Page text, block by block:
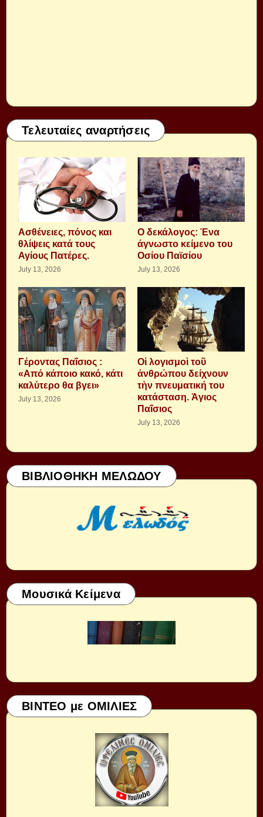
Τελευταίες αναρτήσεις
Aσθένειες, πόνος και
θλίψεις κατά τους
Αγίους Πατέρες.
July 13, 2026
Ο δεκάλογος: Ένα
άγνωστο κείμενο του
Οσίου Παϊσίου
July 13, 2026
Γέροντας Παΐσιος :
«Από κάποιο κακό, κάτι
καλύτερο θα βγει»
July 13, 2026
Οἱ λογισμοὶ τοῦ
ἀνθρώπου δείχνουν
τὴν πνευματική του
κατάσταση. Ἁγιος
Παΐσιος
July 13, 2026
ΒΙΒΛΙΟΘΗΚΗ ΜΕΛΩΔΟΥ
Μουσικά Κείμενα
ΒΙΝΤΕΟ με ΟΜΙΛΙΕΣ